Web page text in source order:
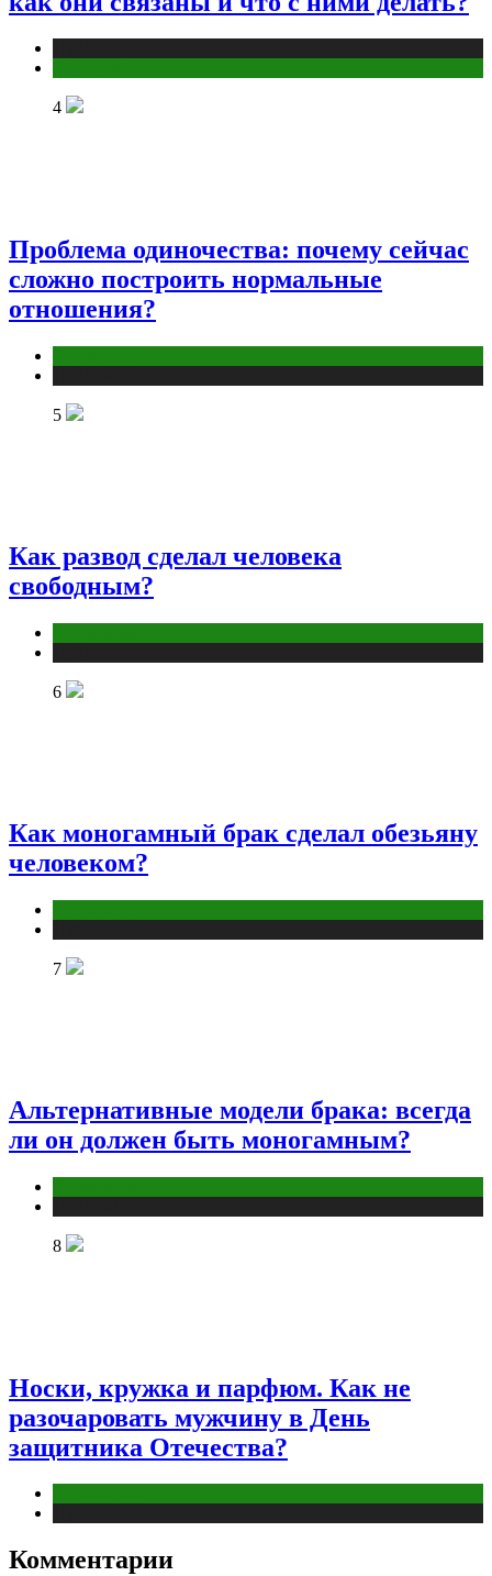
4
Проблема одиночества: почему сейчас
сложно построить нормальные
отношения?
5
Как развод сделал человека
свободным?
6
Как моногамный брак сделал обезьяну
человеком?
7
Альтернативные модели брака: всегда
ли он должен быть моногамным?
8
Носки, кружка и парфюм. Как не
разочаровать мужчину в День
защитника Отечества?
Комментарии